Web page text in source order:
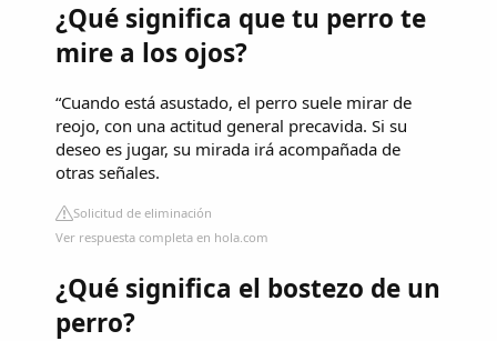
¿Qué significa que tu perro te
mire a los ojos?
“Cuando está asustado, el perro suele mirar de
reojo, con una actitud general precavida. Si su
deseo es jugar, su mirada irá acompañada de
otras señales.
Solicitud de eliminación
Ver respuesta completa en hola.com
¿Qué significa el bostezo de un
perro?